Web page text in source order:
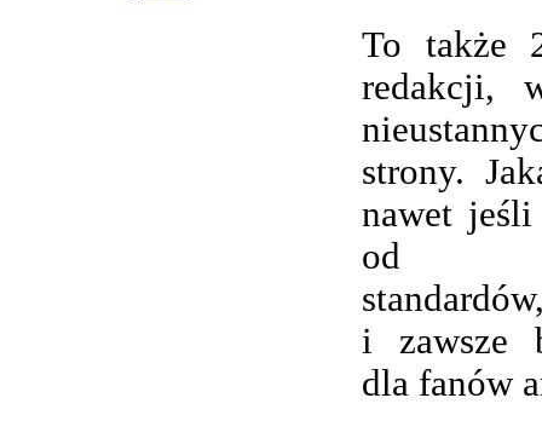
To także
redakcji,
strony.
nawet
od
i zawsze
dla fanów